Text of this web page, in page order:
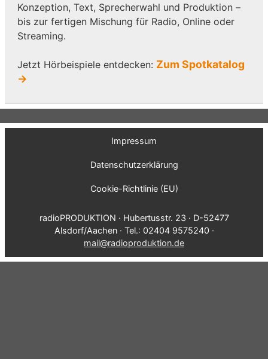
Konzeption, Text, Sprecherwahl und Produktion –
bis zur fertigen Mischung für Radio, Online oder
Streaming.
Jetzt Hörbeispiele entdecken: Zum Spotkatalog
→
Impressum
Datenschutzerklärung
Cookie-Richtlinie (EU)
radioPRODUKTION · Hubertusstr. 23 · D-52477
Alsdorf/Aachen · Tel.: 02404 9575240 ·
mail@radioproduktion.de